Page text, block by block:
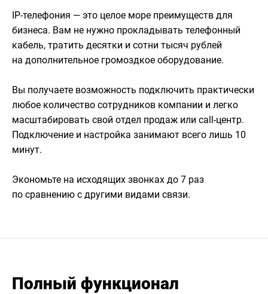
IP-телефония — это целое море преимуществ для
бизнеса. Вам не нужно прокладывать телефонный
кабель, тратить десятки и сотни тысяч рублей
на дополнительное громоздкое оборудование.
Вы получаете возможность подключить практически
любое количество сотрудников компании и легко
масштабировать свой отдел продаж или call-центр.
Подключение и настройка занимают всего лишь 10
минут.
Экономьте на исходящих звонках до 7 раз
по сравнению с другими видами связи.
Полный функционал